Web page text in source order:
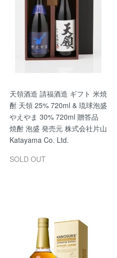
天領酒造 請福酒造 ギフト 米焼
酎 天領 25% 720ml & 琉球泡盛
やえやま 30% 720ml 贈答品
焼酎 泡盛 発売元 株式会社片山
Katayama Co. Ltd.
SOLD OUT